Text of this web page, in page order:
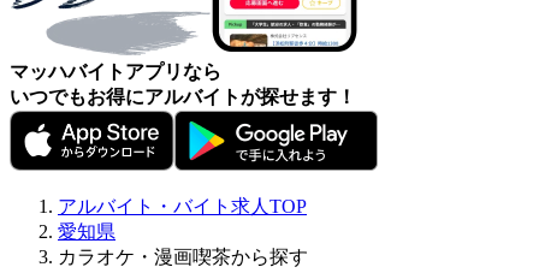
マッハバイトアプリなら
いつでもお得にアルバイトが探せます！
アルバイト・バイト求人TOP
愛知県
カラオケ・漫画喫茶から探す